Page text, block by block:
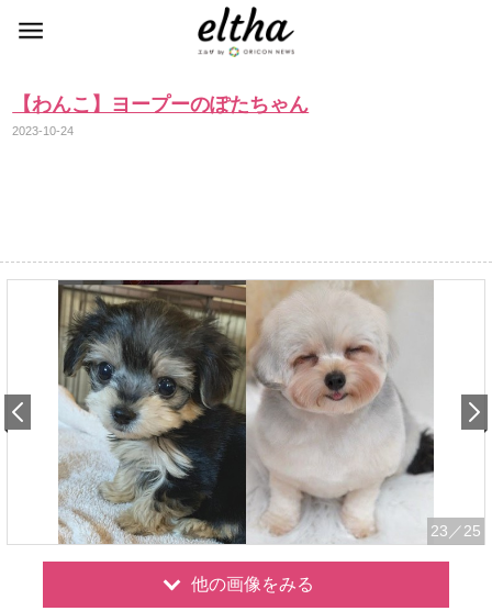
【わんこ】ヨープーのぽたちゃん
2023-10-24
23 ／25
他の画像をみる